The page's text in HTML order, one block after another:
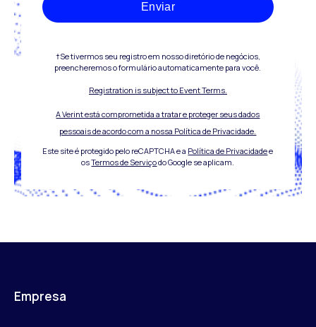
Enviar
†Se tivermos seu registro em nosso diretório de negócios,
preencheremos o formulário automaticamente para você.
Registration is subject to Event Terms.
A Verint está comprometida a tratar e proteger seus dados
pessoais de acordo com a nossa Política de Privacidade.
Este site é protegido pelo reCAPTCHA e a Política de Privacidadee
osTermos de Serviçodo Google se aplicam.
Empresa